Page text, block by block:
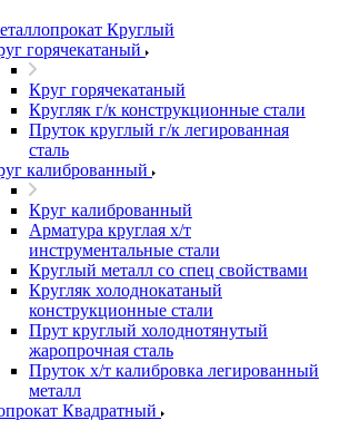
Круглый
горячекатаный
Круг горячекатаный
Кругляк г/к конструкционные стали
Пруток круглый г/к легированная
сталь
калиброванный
Круг калиброванный
Арматура круглая х/т
инструментальные стали
Круглый металл со спец свойствами
Кругляк холоднокатаный
конструкционные стали
Прут круглый холоднотянутый
жаропрочная сталь
Пруток х/т калибровка легированный
металл
Квадратный